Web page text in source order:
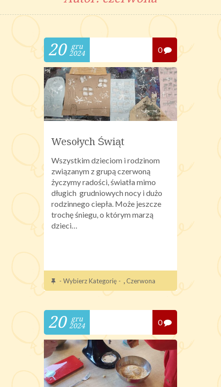
20
gru
2024
0
Wesołych Świąt
Wszystkim dzieciom i rodzinom
związanym z grupą czerwoną
życzymy radości, światła mimo
długich grudniowych nocy i dużo
rodzinnego ciepła. Może jeszcze
trochę śniegu, o którym marzą
dzieci…
- Wybierz Kategorię - Czerwona
20
gru
2024
0